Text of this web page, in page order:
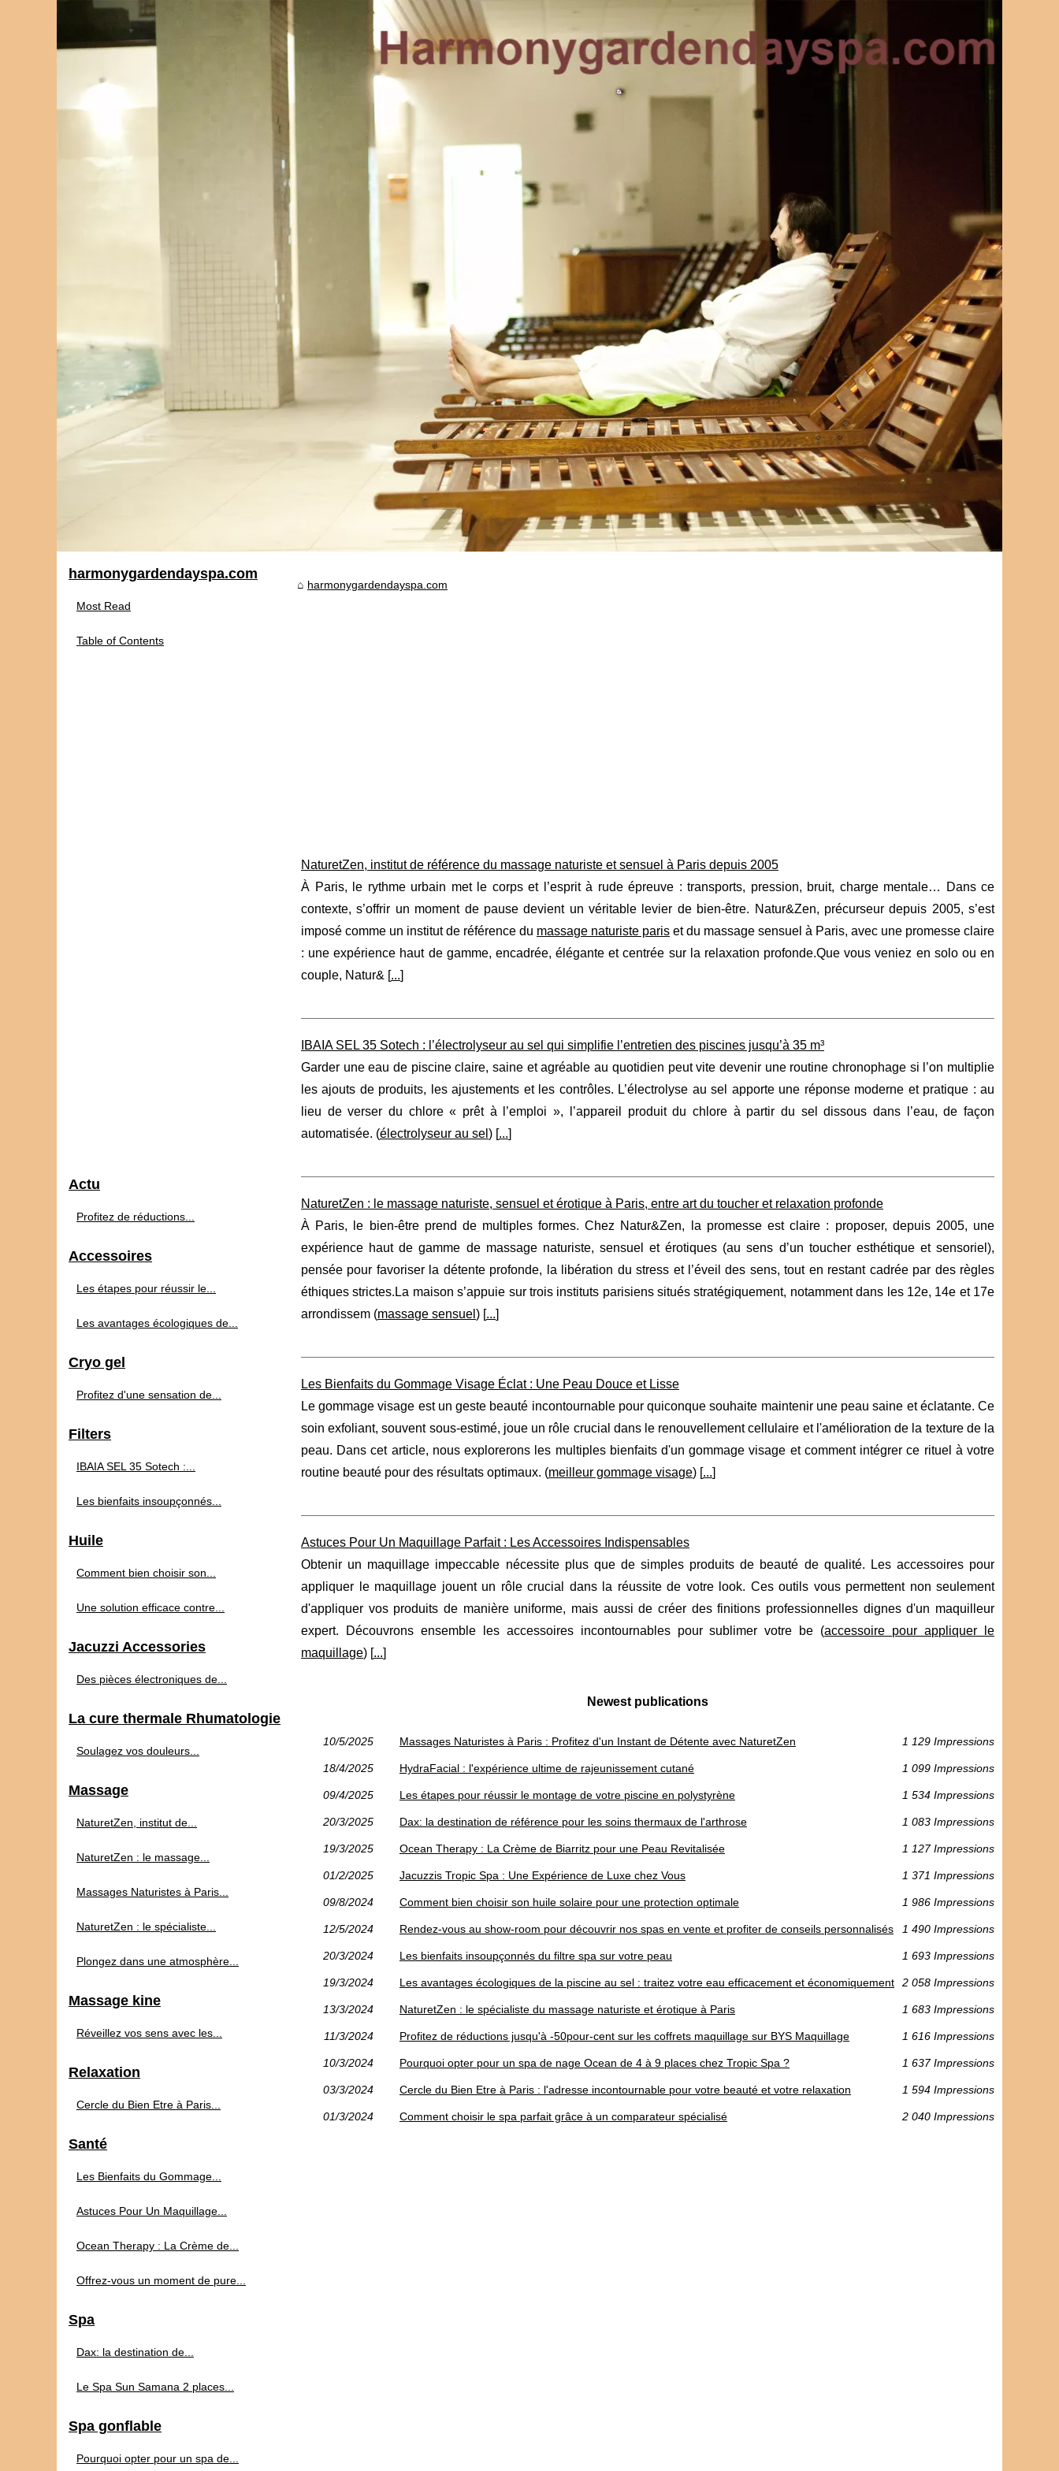
harmonygardendayspa.com
NaturetZen, institut de référence du massage naturiste et sensuel à Paris depuis 2005
À Paris, le rythme urbain met le corps et l’esprit à rude épreuve : transports, pression, bruit, charge mentale… Dans ce
contexte, s’offrir un moment de pause devient un véritable levier de bien-être. Natur&Zen, précurseur depuis 2005, s’est
imposé comme un institut de référence du massage naturiste paris et du massage sensuel à Paris, avec une promesse claire
: une expérience haut de gamme, encadrée, élégante et centrée sur la relaxation profonde.Que vous veniez en solo ou en
couple, Natur& [...]
IBAIA SEL 35 Sotech : l’électrolyseur au sel qui simplifie l’entretien des piscines jusqu’à 35 m³
Garder une eau de piscine claire, saine et agréable au quotidien peut vite devenir une routine chronophage si l’on multiplie
les ajouts de produits, les ajustements et les contrôles. L’électrolyse au sel apporte une réponse moderne et pratique : au
lieu de verser du chlore « prêt à l’emploi », l’appareil produit du chlore à partir du sel dissous dans l’eau, de façon
automatisée. (électrolyseur au sel ) [...]
NaturetZen : le massage naturiste, sensuel et érotique à Paris, entre art du toucher et relaxation profonde
À Paris, le bien-être prend de multiples formes. Chez Natur&Zen, la promesse est claire : proposer, depuis 2005, une
expérience haut de gamme de massage naturiste, sensuel et érotiques (au sens d’un toucher esthétique et sensoriel),
pensée pour favoriser la détente profonde, la libération du stress et l’éveil des sens, tout en restant cadrée par des règles
éthiques strictes.La maison s’appuie sur trois instituts parisiens situés stratégiquement, notamment dans les 12e, 14e et 17e
arrondissem (massage sensuel ) [...]
Les Bienfaits du Gommage Visage Éclat : Une Peau Douce et Lisse
Le gommage visage est un geste beauté incontournable pour quiconque souhaite maintenir une peau saine et éclatante. Ce
soin exfoliant, souvent sous-estimé, joue un rôle crucial dans le renouvellement cellulaire et l'amélioration de la texture de la
peau. Dans cet article, nous explorerons les multiples bienfaits d'un gommage visage et comment intégrer ce rituel à votre
routine beauté pour des résultats optimaux. (meilleur gommage visage) [...]
Astuces Pour Un Maquillage Parfait : Les Accessoires Indispensables
Obtenir un maquillage impeccable nécessite plus que de simples produits de beauté de qualité. Les accessoires pour
appliquer le maquillage jouent un rôle crucial dans la réussite de votre look. Ces outils vous permettent non seulement
d'appliquer vos produits de manière uniforme, mais aussi de créer des finitions professionnelles dignes d'un maquilleur
expert. Découvrons ensemble les accessoires incontournables pour sublimer votre be (accessoire pour appliquer le
maquillage) [...]
Newest publications
10/5/2025 Massages Naturistes à Paris : Profitez d'un Instant de Détente avec NaturetZen 1 129 Impressions
18/4/2025 HydraFacial : l'expérience ultime de rajeunissement cutané 1 099 Impressions
09/4/2025 Les étapes pour réussir le montage de votre piscine en polystyrène 1 534 Impressions
20/3/2025 Dax: la destination de référence pour les soins thermaux de l'arthrose 1 083 Impressions
19/3/2025 Ocean Therapy : La Crème de Biarritz pour une Peau Revitalisée 1 127 Impressions
01/2/2025 Jacuzzis Tropic Spa : Une Expérience de Luxe chez Vous 1 371 Impressions
09/8/2024 Comment bien choisir son huile solaire pour une protection optimale 1 986 Impressions
12/5/2024 Rendez-vous au show-room pour découvrir nos spas en vente et profiter de conseils personnalisés 1 490 Impressions
20/3/2024 Les bienfaits insoupçonnés du filtre spa sur votre peau 1 693 Impressions
19/3/2024 Les avantages écologiques de la piscine au sel : traitez votre eau efficacement et économiquement 2 058 Impressions
13/3/2024 NaturetZen : le spécialiste du massage naturiste et érotique à Paris 1 683 Impressions
11/3/2024 Profitez de réductions jusqu'à -50pour-cent sur les coffrets maquillage sur BYS Maquillage 1 616 Impressions
10/3/2024 Pourquoi opter pour un spa de nage Ocean de 4 à 9 places chez Tropic Spa ? 1 637 Impressions
03/3/2024 Cercle du Bien Etre à Paris : l'adresse incontournable pour votre beauté et votre relaxation 1 594 Impressions
01/3/2024 Comment choisir le spa parfait grâce à un comparateur spécialisé 2 040 Impressions
harmonygardendayspa.com
Most Read
Table of Contents
Actu
Profitez de réductions...
Accessoires
Les étapes pour réussir le...
Les avantages écologiques de...
Cryo gel
Profitez d'une sensation de...
Filters
IBAIA SEL 35 Sotech :...
Les bienfaits insoupçonnés...
Huile
Comment bien choisir son...
Une solution efficace contre...
Jacuzzi Accessories
Des pièces électroniques de...
La cure thermale Rhumatologie
Soulagez vos douleurs...
Massage
NaturetZen, institut de...
NaturetZen : le massage...
Massages Naturistes à Paris...
NaturetZen : le spécialiste...
Plongez dans une atmosphère...
Massage kine
Réveillez vos sens avec les...
Relaxation
Cercle du Bien Etre à Paris...
Santé
Les Bienfaits du Gommage...
Astuces Pour Un Maquillage...
Ocean Therapy : La Crème de...
Offrez-vous un moment de pure...
Spa
Dax: la destination de...
Le Spa Sun Samana 2 places...
Spa gonflable
Pourquoi opter pour un spa de...